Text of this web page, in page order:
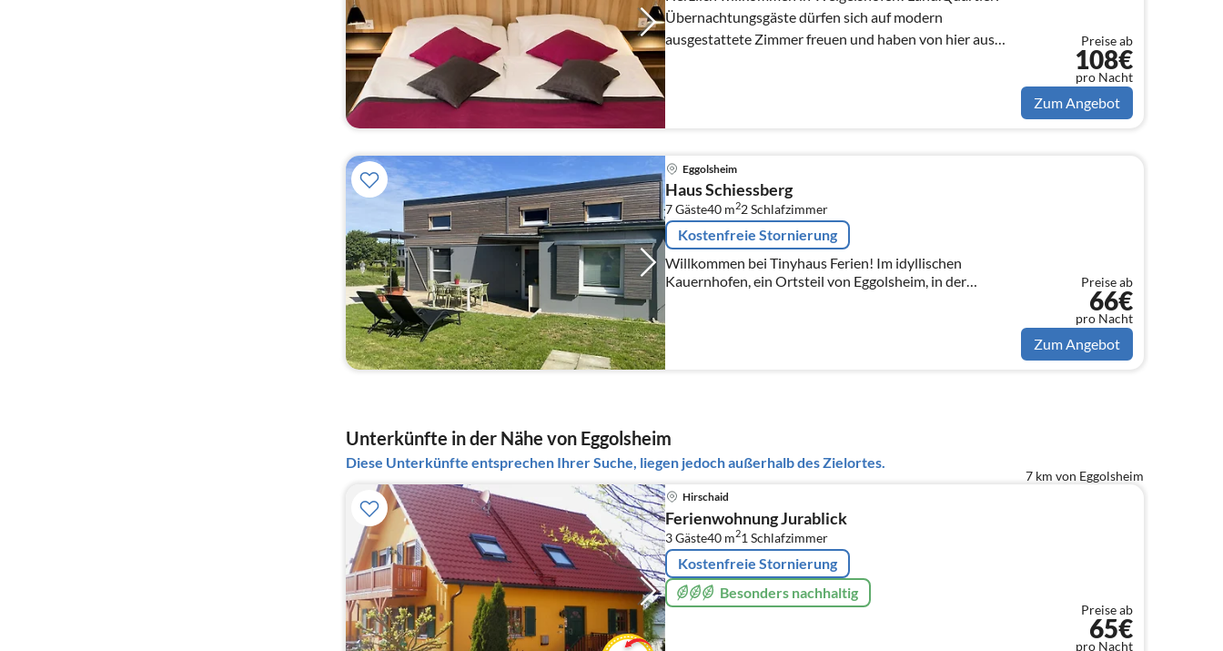
Übernachtungsgäste dürfen sich auf modern
ausgestattete Zimmer freuen und haben von hier aus
zahllose Möglich...
Preise ab
108€
pro Nacht
Zum Angebot
Eggolsheim
Haus Schiessberg
7 Gäste40 m22Schlafzimmer
Kostenfreie Stornierung
Willkommen bei Tinyhaus Ferien! Im idyllischen
Kauernhofen, ein Ortsteil von Eggolsheim, in der
Preise ab
66€
pro Nacht
Zum Angebot
Unterkünfte in der Nähe von Eggolsheim
Diese Unterkünfte entsprechen Ihrer Suche, liegen jedoch außerhalb des Zielortes.
7 km von Eggolsheim
Hirschaid
Ferienwohnung Jurablick
3 Gäste40 m21 Schlafzimmer
Kostenfreie Stornierung
Besonders nachhaltig
Preise ab
65€
pro Nacht